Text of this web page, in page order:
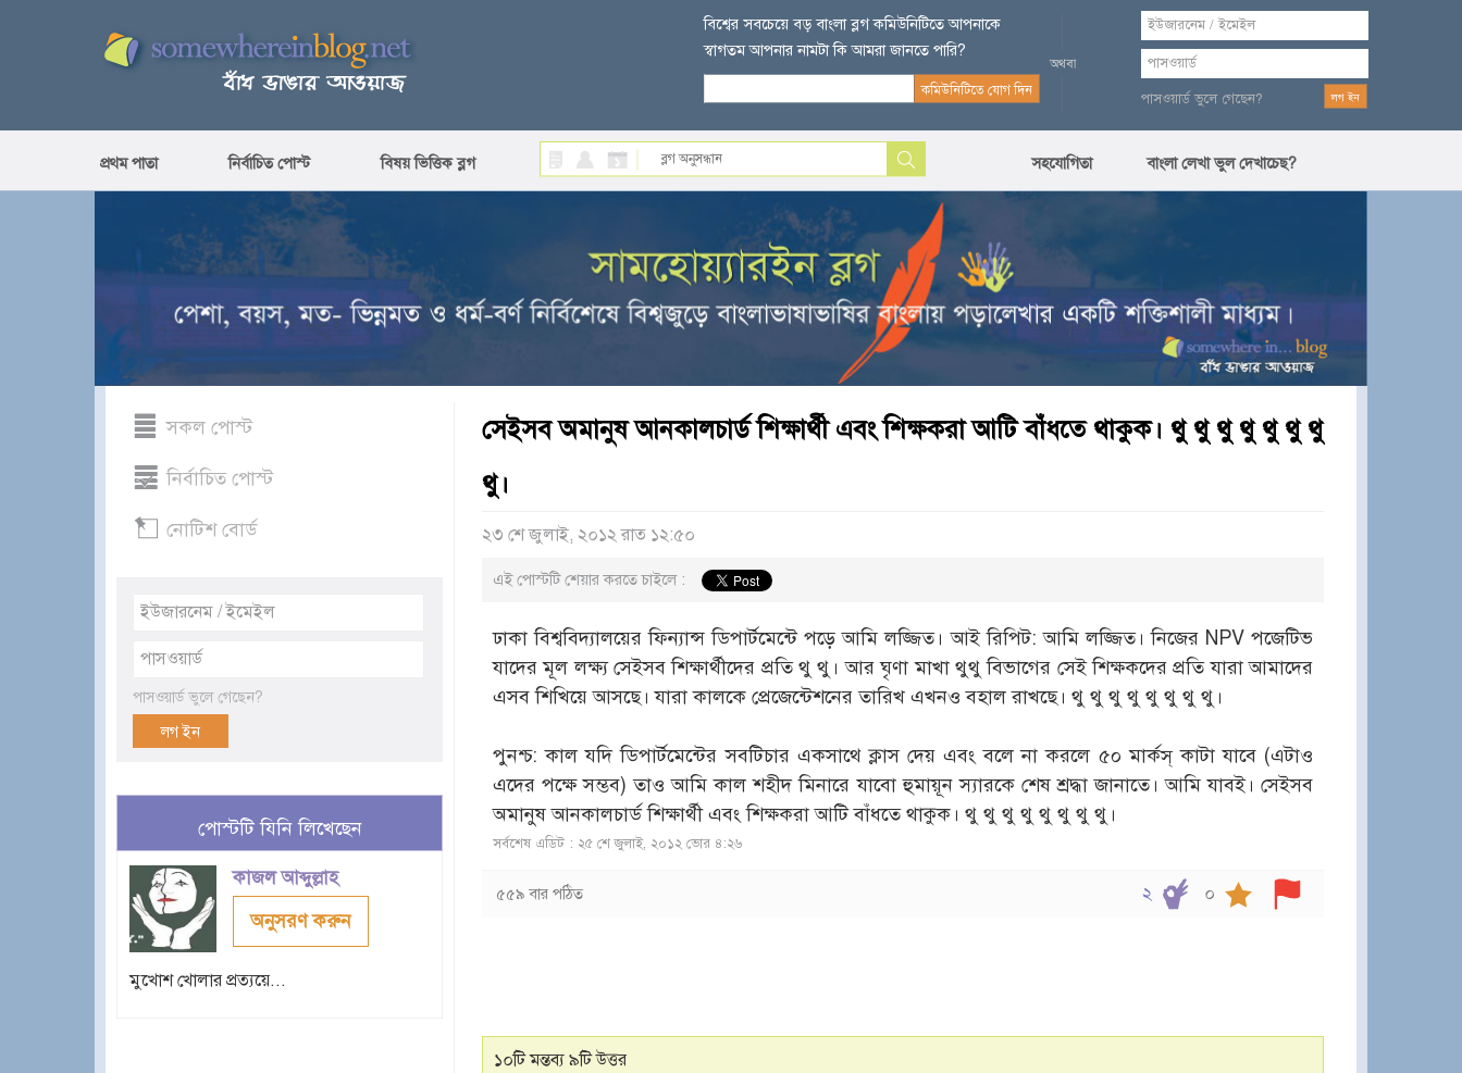
বিশ্বের সবচেয়ে বড় বাংলা ব্লগ কমিউনিটিতে আপনাকে
স্বাগতম আপনার নামটা কি আমরা জানতে পারি?
পাসওয়ার্ড ভুলে গেছেন?
প্রথম পাতা নির্বাচিত পোস্ট বিষয় ভিত্তিক ব্লগ সহযোগিতা বাংলা লেখা ভুল দেখাচেছ?
সকল পোস্ট
নির্বাচিত পোস্ট
নোটিশ বোর্ড
পাসওয়ার্ড ভুলে গেছেন?
পোস্টটি যিনি লিখেছেন
কাজল আব্দুল্লাহ
অনুসরণ করুন
মুখোশ খোলার প্রত্যয়ে...
সেইসব অমানুষ আনকালচার্ড শিক্ষার্থী এবং শিক্ষকরা আটি বাঁধতে থাকুক। থু থু থু থু থু থু থু
থু।
২৩ শে জুলাই, ২০১২ রাত ১২:৫০
এই পোস্টটি শেয়ার করতে চাইলে :
ঢাকা বিশ্ববিদ্যালয়ের ফিন্যান্স ডিপার্টমেন্টে পড়ে আমি লজ্জিত। আই রিপিট: আমি লজ্জিত। নিজের NPV পজেটিভ
যাদের মূল লক্ষ্য সেইসব শিক্ষার্থীদের প্রতি থু থু। আর ঘৃণা মাখা থুথু বিভাগের সেই শিক্ষকদের প্রতি যারা আমাদের
এসব শিখিয়ে আসছে। যারা কালকে প্রেজেন্টেশনের তারিখ এখনও বহাল রাখছে। থু থু থু থু থু থু থু থু।
পুনশ্চ: কাল যদি ডিপার্টমেন্টের সবটিচার একসাথে ক্লাস দেয় এবং বলে না করলে ৫০ মার্কস্ কাটা যাবে (এটাও
এদের পক্ষে সম্ভব) তাও আমি কাল শহীদ মিনারে যাবো হুমায়ূন স্যারকে শেষ শ্রদ্ধা জানাতে। আমি যাবই। সেইসব
অমানুষ আনকালচার্ড শিক্ষার্থী এবং শিক্ষকরা আটি বাঁধতে থাকুক। থু থু থু থু থু থু থু থু।
সর্বশেষ এডিট : ২৫ শে জুলাই, ২০১২ ভোর ৪:২৬
৫৫৯ বার পঠিত ০
২
১০টি মন্তব্য ৯টি উত্তর